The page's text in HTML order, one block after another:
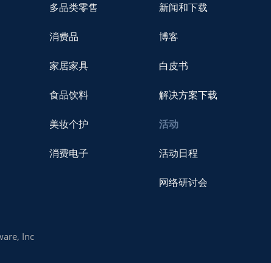
多品类零售
消费品
家居家具
食品饮料
美妆个护
消费电子
新闻和下载
博客
白皮书
解决方案下载
活动
活动日程
网络研讨会
Inc